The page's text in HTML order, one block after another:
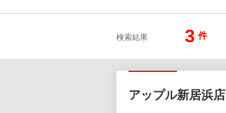
検索結果 3 件
アップル新居浜店